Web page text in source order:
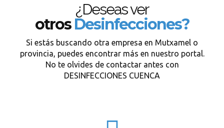
¿Deseas ver
otrosDesinfecciones?
Si estás buscando otra empresa en Mutxamel o
provincia, puedes encontrar más en nuestro portal.
No te olvides de contactar antes con
DESINFECCIONES CUENCA